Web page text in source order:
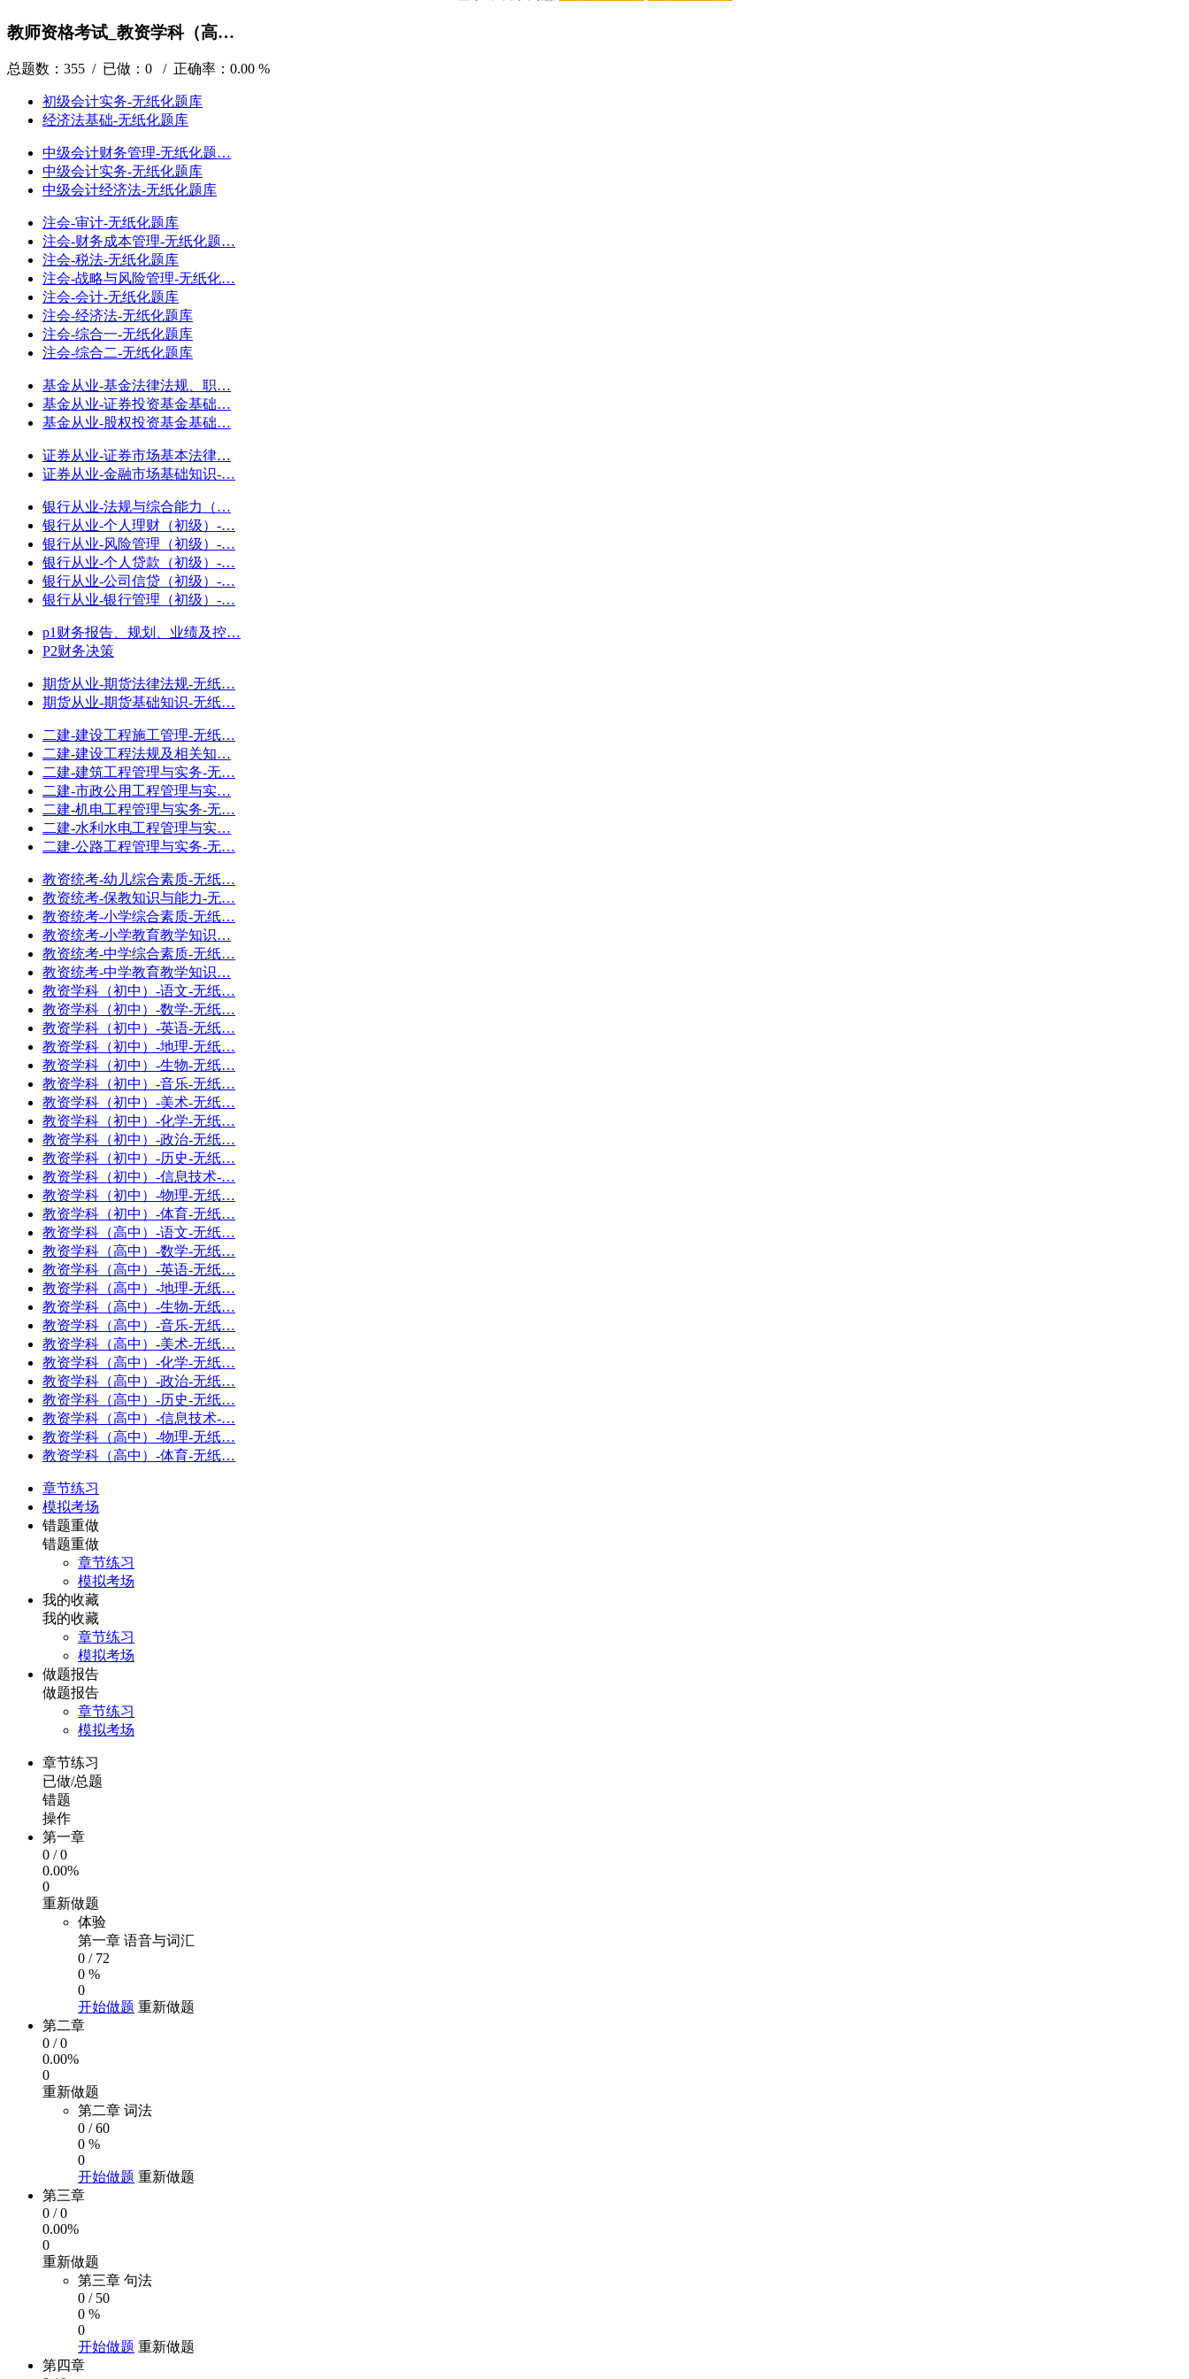
教师资格考试_教资学科（高…
总题数：355 / 已做：0 / 正确率：0.00 %
初级会计实务-无纸化题库
经济法基础-无纸化题库
中级会计财务管理-无纸化题…
中级会计实务-无纸化题库
中级会计经济法-无纸化题库
注会-审计-无纸化题库
注会-财务成本管理-无纸化题…
注会-税法-无纸化题库
注会-战略与风险管理-无纸化…
注会-会计-无纸化题库
注会-经济法-无纸化题库
注会-综合一-无纸化题库
注会-综合二-无纸化题库
基金从业-基金法律法规、职…
基金从业-证券投资基金基础…
基金从业-股权投资基金基础…
证券从业-证券市场基本法律…
证券从业-金融市场基础知识-…
银行从业-法规与综合能力（…
银行从业-个人理财（初级）-…
银行从业-风险管理（初级）-…
银行从业-个人贷款（初级）-…
银行从业-公司信贷（初级）-…
银行从业-银行管理（初级）-…
p1财务报告、规划、业绩及控…
P2财务决策
期货从业-期货法律法规-无纸…
期货从业-期货基础知识-无纸…
二建-建设工程施工管理-无纸…
二建-建设工程法规及相关知…
二建-建筑工程管理与实务-无…
二建-市政公用工程管理与实…
二建-机电工程管理与实务-无…
二建-水利水电工程管理与实…
二建-公路工程管理与实务-无…
教资统考-幼儿综合素质-无纸…
教资统考-保教知识与能力-无…
教资统考-小学综合素质-无纸…
教资统考-小学教育教学知识…
教资统考-中学综合素质-无纸…
教资统考-中学教育教学知识…
教资学科（初中）-语文-无纸…
教资学科（初中）-数学-无纸…
教资学科（初中）-英语-无纸…
教资学科（初中）-地理-无纸…
教资学科（初中）-生物-无纸…
教资学科（初中）-音乐-无纸…
教资学科（初中）-美术-无纸…
教资学科（初中）-化学-无纸…
教资学科（初中）-政治-无纸…
教资学科（初中）-历史-无纸…
教资学科（初中）-信息技术-…
教资学科（初中）-物理-无纸…
教资学科（初中）-体育-无纸…
教资学科（高中）-语文-无纸…
教资学科（高中）-数学-无纸…
教资学科（高中）-英语-无纸…
教资学科（高中）-地理-无纸…
教资学科（高中）-生物-无纸…
教资学科（高中）-音乐-无纸…
教资学科（高中）-美术-无纸…
教资学科（高中）-化学-无纸…
教资学科（高中）-政治-无纸…
教资学科（高中）-历史-无纸…
教资学科（高中）-信息技术-…
教资学科（高中）-物理-无纸…
教资学科（高中）-体育-无纸…
章节练习
模拟考场
错题重做
错题重做
章节练习
模拟考场
我的收藏
我的收藏
章节练习
模拟考场
做题报告
做题报告
章节练习
模拟考场
章节练习
已做/总题
错题
操作
第一章
0 /0
0.00%
0
重新做题
体验
第一章 语音与词汇
0 / 72
0 %
0
开始做题 重新做题
第二章
0 /0
0.00%
0
重新做题
第二章 词法
0 /60
0 %
0
开始做题 重新做题
第三章
0 /0
0.00%
0
重新做题
第三章 句法
0 / 50
0 %
0
开始做题 重新做题
第四章